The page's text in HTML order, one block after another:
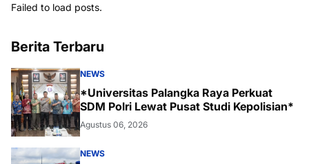
Failed to load posts.
Berita Terbaru
NEWS
*Universitas Palangka Raya Perkuat
SDM Polri Lewat Pusat Studi Kepolisian*
Agustus 06, 2026
NEWS